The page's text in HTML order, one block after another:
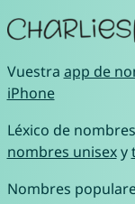
Vuestra app de
iPhone
Léxico de
nombres unisexy
Nombres